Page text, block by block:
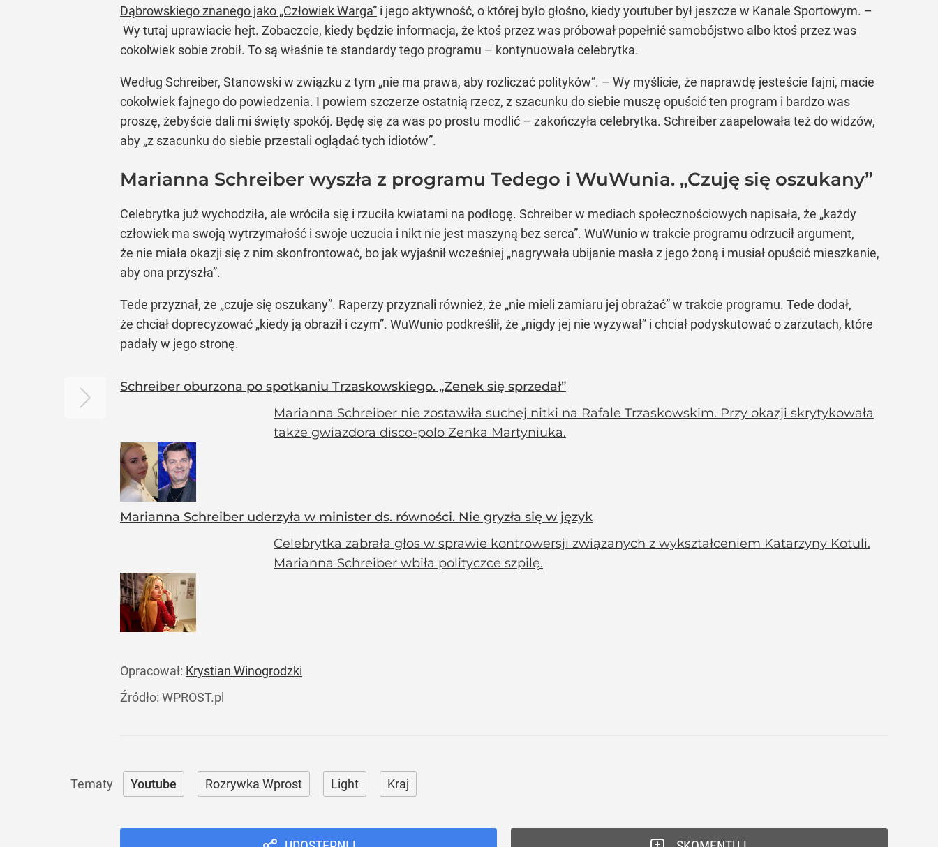
Dąbrowskiego znanego jako „Człowiek Warga” i jego aktywność, o której było głośno, kiedy youtuber był jeszcze w Kanale Sportowym. –
Wy tutaj uprawiacie hejt. Zobaczcie, kiedy będzie informacja, że ktoś przez was próbował popełnić samobójstwo albo ktoś przez was
cokolwiek sobie zrobił. To są właśnie te standardy tego programu – kontynuowała celebrytka.
Według Schreiber, Stanowski w związku z tym „nie ma prawa, aby rozliczać polityków”. – Wy myślicie, że naprawdę jesteście fajni, macie
cokolwiek fajnego do powiedzenia. I powiem szczerze ostatnią rzecz, z szacunku do siebie muszę opuścić ten program i bardzo was
proszę, żebyście dali mi święty spokój. Będę się za was po prostu modlić – zakończyła celebrytka. Schreiber zaapelowała też do widzów,
aby „z szacunku do siebie przestali oglądać tych idiotów”.
Marianna Schreiber wyszła z programu Tedego i WuWunia. „Czuję się oszukany”
Celebrytka już wychodziła, ale wróciła się i rzuciła kwiatami na podłogę. Schreiber w mediach społecznościowych napisała, że „każdy
człowiek ma swoją wytrzymałość i swoje uczucia i nikt nie jest maszyną bez serca”. WuWunio w trakcie programu odrzucił argument,
że nie miała okazji się z nim skonfrontować, bo jak wyjaśnił wcześniej „nagrywała ubijanie masła z jego żoną i musiał opuścić mieszkanie,
aby ona przyszła”.
Tede przyznał, że „czuje się oszukany”. Raperzy przyznali również, że „nie mieli zamiaru jej obrażać” w trakcie programu. Tede dodał,
że chciał doprecyzować „kiedy ją obraził i czym”. WuWunio podkreślił, że „nigdy jej nie wyzywał” i chciał podyskutować o zarzutach, które
padały w jego stronę.
Schreiber oburzona po spotkaniu Trzaskowskiego. „Zenek się sprzedał”
Marianna Schreiber nie zostawiła suchej nitki na Rafale Trzaskowskim. Przy okazji skrytykowała
także gwiazdora disco-polo Zenka Martyniuka.
Marianna Schreiber uderzyła w minister ds. równości. Nie gryzła się w język
Celebrytka zabrała głos w sprawie kontrowersji związanych z wykształceniem Katarzyny Kotuli.
Marianna Schreiber wbiła polityczce szpilę.
Opracował: Krystian Winogrodzki
Źródło: WPROST.pl
Youtube Rozrywka Wprost Light Kraj